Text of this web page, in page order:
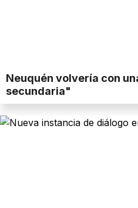
Neuquén volvería con
secundaria"